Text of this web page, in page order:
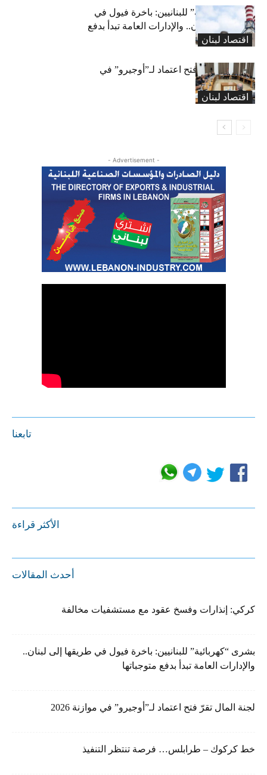
اقتصاد لبنان
بشرى “كهربائية” للبنانيين: باخرة فيول في
طريقها إلى لبنان.. والإدارات العامة تبدأ بدفع
متوجباتها
اقتصاد لبنان
لجنة المال تقرّ فتح اعتماد لـ”أوجيرو” في
موازنة 2026
- Advertisement -
تابعنا
الأكثر قراءة
أحدث المقالات
كركي: إنذارات وفسخ عقود مع مستشفيات مخالفة
بشرى “كهربائية” للبنانيين: باخرة فيول في طريقها إلى لبنان..
والإدارات العامة تبدأ بدفع متوجباتها
لجنة المال تقرّ فتح اعتماد لـ”أوجيرو” في موازنة 2026
خط كركوك – طرابلس… فرصة تنتظر التنفيذ